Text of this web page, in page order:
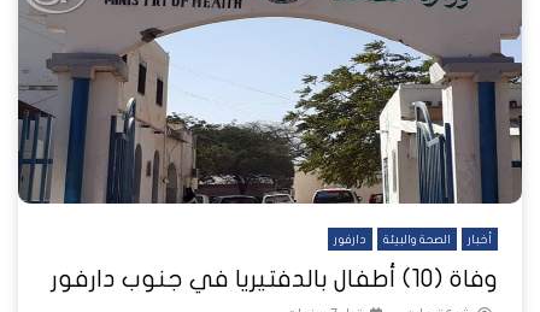
أخبار الصحة والبيئة دارفور
وفاة (10) أطفال بالدفتيريا في جنوب دارفور